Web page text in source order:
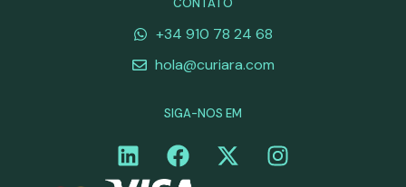
CONTATO
+34 910 78 24 68
hola@curiara.com
SIGA-NOS EM